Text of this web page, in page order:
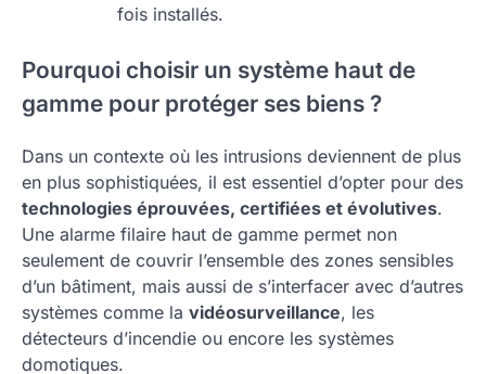
fois installés.
Pourquoi choisir un système haut de
gamme pour protéger ses biens ?
Dans un contexte où les intrusions deviennent de plus
en plus sophistiquées, il est essentiel d’opter pour des
technologies éprouvées, certifiées et évolutives.
Une alarme filaire haut de gamme permet non
seulement de couvrir l’ensemble des zones sensibles
d’un bâtiment, mais aussi de s’interfacer avec d’autres
systèmes comme la vidéosurveillance, les
détecteurs d’incendie ou encore les systèmes
domotiques.